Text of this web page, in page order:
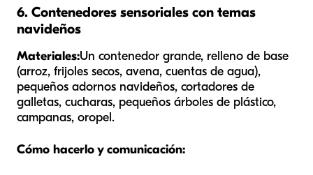
6. Contenedores sensoriales con temas
navideños
Materiales:Un contenedor grande, relleno de base
(arroz, frijoles secos, avena, cuentas de agua),
pequeños adornos navideños, cortadores de
galletas, cucharas, pequeños árboles de plástico,
campanas, oropel.
Cómo hacerlo y comunicación: